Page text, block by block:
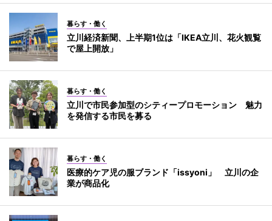
暮らす・働く
立川経済新聞、上半期1位は「IKEA立川、花火観覧
で屋上開放」
暮らす・働く
立川で市民参加型のシティープロモーション 魅力
を発信する市民を募る
暮らす・働く
医療的ケア児の服ブランド「issyoni」 立川の企
業が商品化